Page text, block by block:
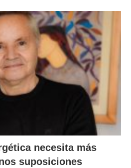
necesita más
suposiciones